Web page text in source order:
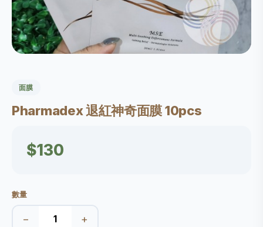
面膜
Pharmadex 退紅神奇面膜 10pcs
$130
數量
− +